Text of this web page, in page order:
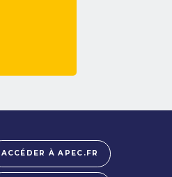
ACCÉDER À APEC.FR